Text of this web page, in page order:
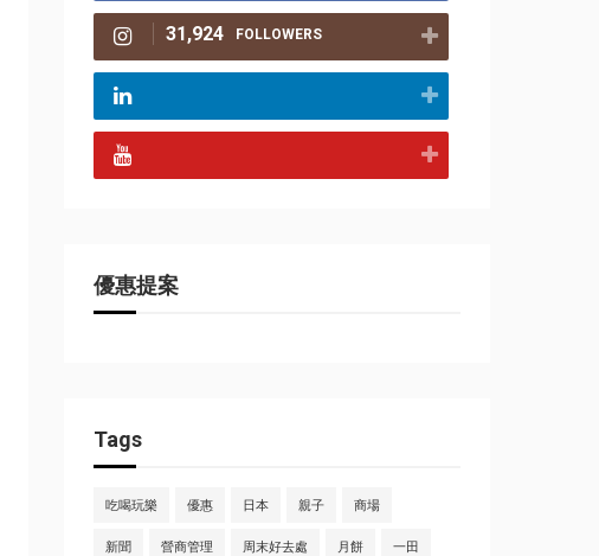
31,924 FOLLOWERS
優惠提案
Tags
吃喝玩樂 優惠 日本 親子 商場
新聞 營商管理 周末好去處 月餅 一田